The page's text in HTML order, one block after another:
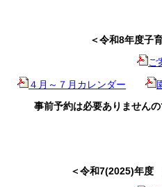
＜令和8年度子
ご
４月～７月カレンダー
事前予約は必要ありません
＜令和7(2025)年度